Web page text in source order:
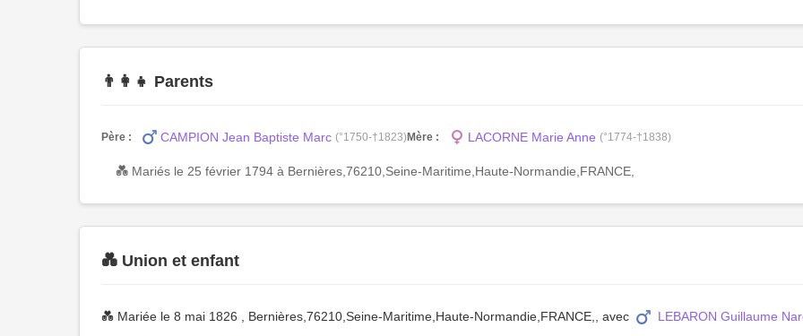
👨‍👩‍👧 Parents
Père : CAMPION Jean Baptiste Marc (°1750-†1823)Mère : LACORNE Marie Anne (°1774-†1838)
💑 Mariés le 25 février 1794 à Bernières,76210,Seine-Maritime,Haute-Normandie,FRANCE,
💑 Union et enfant
💑 Mariée le 8 mai 1826 , Bernières,76210,Seine-Maritime,Haute-Normandie,FRANCE,, avec LEBARON Guillaume